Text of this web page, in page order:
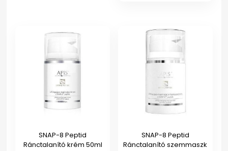
SNAP-8 Peptid
Ránctalanító krém 50ml
SNAP-8 Peptid
Ránctalanító szemmaszk